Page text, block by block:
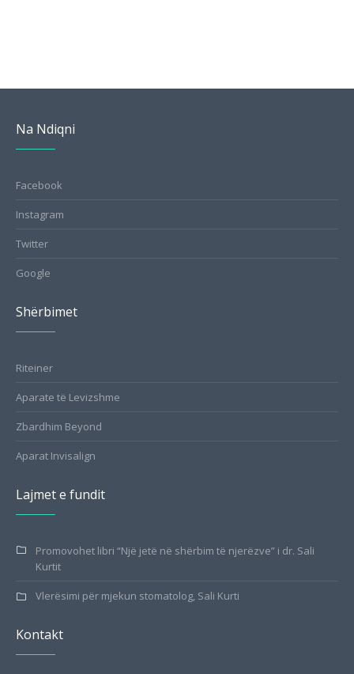
Na Ndiqni
Facebook
Instagram
Twitter
Google
Shërbimet
Riteiner
Aparate të Levizshme
Zbardhim Beyond
Aparat Invisalign
Lajmet e fundit
Promovohet libri “Një jetë në shërbim të njerëzve” i dr. Sali
Kurtit
Vlerësimi për mjekun stomatolog, Sali Kurti
Kontakt